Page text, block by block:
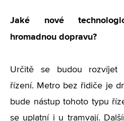
Jaké nové
hromadnou dopravu?
Určitě se budou rozvíjet
řízení. Metro bez řidiče je
bude nástup tohoto typu
se uplatní i u tramvají.